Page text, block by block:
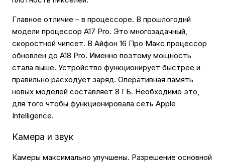
Главное отличие – в процессоре. В прошлогоднй
модели процессор A17 Pro. Это многозадачный,
скоростной чипсет. В Айфон 16 Про Макс процессор
обновлен до A18 Pro. Именно поэтому мощность
стала выше. Устройство функционирует быстрее и
правильно расходует заряд. Оперативная память
новых моделей составляет 8 ГБ. Необходимо это,
для того чтобы функционировала сеть Apple
Intelligence.
Камера и звук
Камеры максимально улучшены. Разрешение основной